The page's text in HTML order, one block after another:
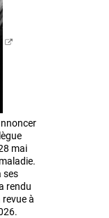
mai
ses
rendu
à